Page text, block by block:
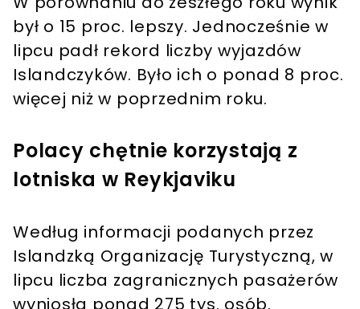
był o 15 proc. lepszy. Jednocześnie w
lipcu padł rekord liczby wyjazdów
Islandczyków. Było ich o ponad 8 proc.
więcej niż w poprzednim roku.
Polacy chętnie korzystają z
lotniska w Reykjaviku
Według informacji podanych przez
Islandzką Organizację Turystyczną, w
lipcu liczba zagranicznych pasażerów